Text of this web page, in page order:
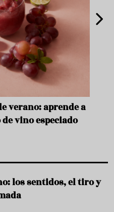
verano: aprende a
vino especiado
los sentidos, el tiro y